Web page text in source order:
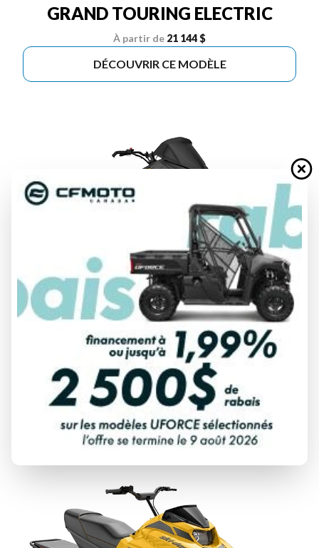
GRAND TOURING ELECTRIC
À partir de 21 144 $
DÉCOUVRIR CE MODÈLE
SKI-DOO 2027
MXZ
À partir de 12 944 $
DÉCOUVRIR CE MODÈLE